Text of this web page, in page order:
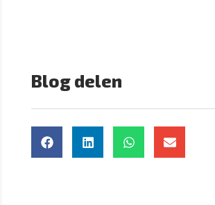
Blog delen